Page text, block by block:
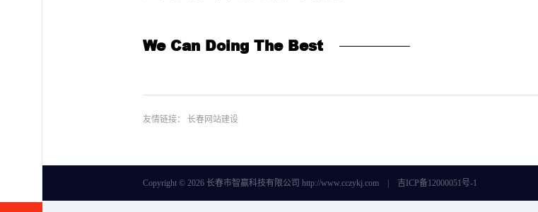
We Can Doing The Best
友情链接： 长春网站建设
Copyright © 2026 长春市智赢科技有限公司 http://www.cczykj.com | 吉ICP备12000051号-1